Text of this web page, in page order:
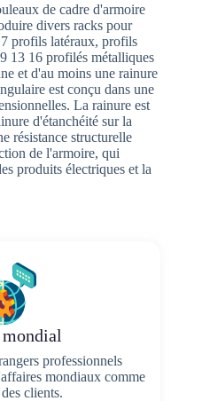
de cadre d'armoire
divers racks pour
profils latéraux, profils
13 16 profilés métalliques
et d'au moins une rainure
est conçu dans une
La rainure est
d'étanchéité sur la
résistance structurelle
de l'armoire, qui
produits électriques et la
professionnels
mondiaux comme
clients.